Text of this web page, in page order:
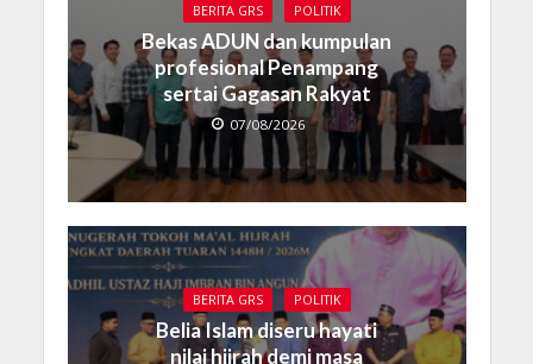
BERITA GRS POLITIK
Bekas ADUN dan kumpulan
profesional Penampang
sertai Gagasan Rakyat
07/08/2026
BERITA GRS POLITIK
Belia Islam diseru hayati
nilai hijrah demi masa